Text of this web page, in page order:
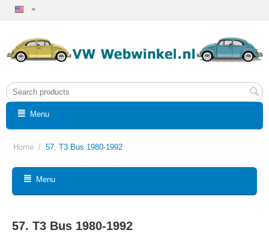
Menu
Home / 57. T3 Bus 1980-1992
Menu
57. T3 Bus 1980-1992